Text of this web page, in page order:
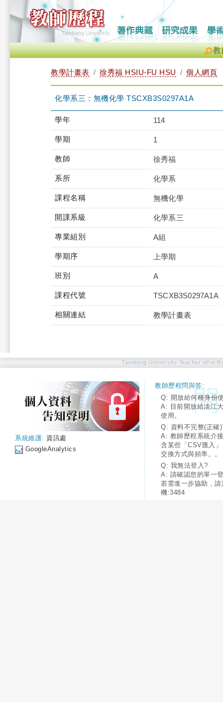
教
教學計畫表 徐秀福 HSIU-FU HSU 個人網頁
化學系三：無機化學 TSCXB3S0297A1A
學年 114
學期 1
教師 徐秀福
系所 化學系
課程名稱 無機化學
開課系級 化學系三
專業組別 A組
學期序 上學期
班別 A
課程代號 TSCXB3S0297A1A
相關連結 教學計畫表
Tamkang University Teacher
系統維護: 資訊處
GoogleAnalytics
教師歷程問與答:
Q: 開放給何種身份
A: 目前開放給淡江
使用。
Q: 資料不完整(正確
A: 教師歷程系統介
含某些「CSV匯入
交換方式與頻率。。
Q: 我無法登入?
A: 請確認您的單一
若需進一步協助，
機:3484